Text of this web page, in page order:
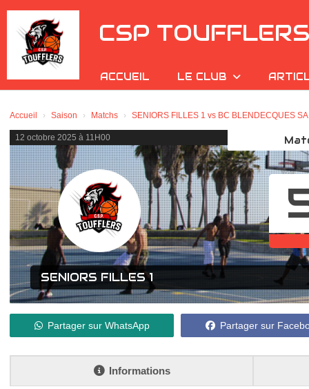
CSP
ACCUEIL LE CLUB
Accueil Saison Matchs SENIORS FILLES 1 vs BC BLENDECQUES
12 octobre 2025 à 11H00
SENIORS FILLES 1
Partager sur WhatsApp Partager sur
Informations